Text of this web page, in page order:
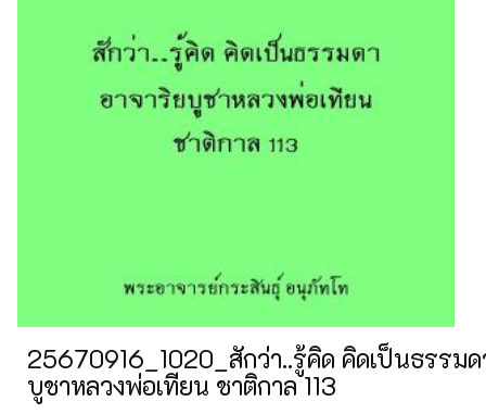
25670916_1020_สักว่า..รู้คิด คิดเป็นธรรมด
บูชาหลวงพ่อเทียน ชาติกาล 113